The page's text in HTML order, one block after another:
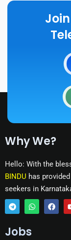
Why We?
Hello: With the
BINDU has
seekers in
T
l
W
a
F
Jobs